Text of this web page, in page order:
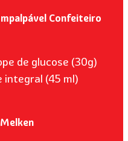
Confeiteiro
de glucose (30g)
integral (45 ml)